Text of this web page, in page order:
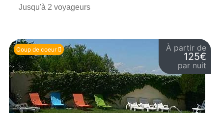
Jusqu'à 2 voyageurs
À partir de
125€
par nuit
Coup de coeur